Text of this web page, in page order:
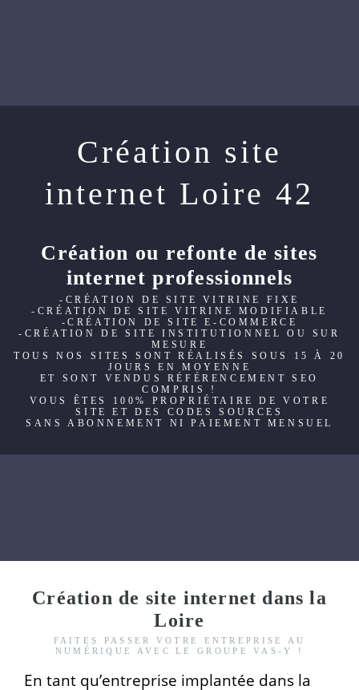
Création site
internet Loire 42
Création ou refonte de sites
internet professionnels
-CRÉATION DE SITE VITRINE FIXE
-CRÉATION DE SITE VITRINE MODIFIABLE
-CRÉATION DE SITE E-COMMERCE
-CRÉATION DE SITE INSTITUTIONNEL OU SUR
MESURE
TOUS NOS SITES SONT RÉALISÉS SOUS 15 À 20
JOURS EN MOYENNE
ET SONT VENDUS RÉFÉRENCEMENT SEO
COMPRIS !
VOUS ÊTES 100% PROPRIÉTAIRE DE VOTRE
SITE ET DES CODES SOURCES
SANS ABONNEMENT NI PAIEMENT MENSUEL
Création de site internet dans la
Loire
FAITES PASSER VOTRE ENTREPRISE AU
NUMÉRIQUE AVEC LE GROUPE VAS-Y !
En tant qu’entreprise implantée dans la